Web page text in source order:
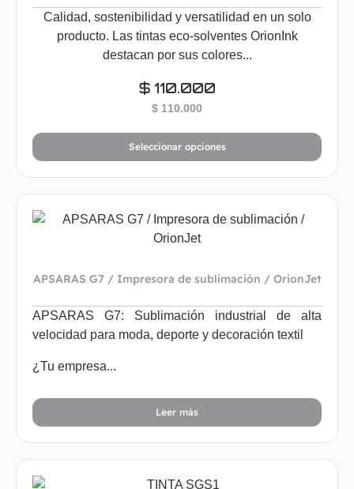
Calidad, sostenibilidad y versatilidad en un solo
producto. Las tintas eco-solventes OrionInk
destacan por sus colores...
$110.000
$ 110.000
Seleccionar opciones
APSARAS G7 / Impresora de sublimación / OrionJet
APSARAS G7: Sublimación industrial de alta
velocidad para moda, deporte y decoración textil
¿Tu empresa...
Leer más